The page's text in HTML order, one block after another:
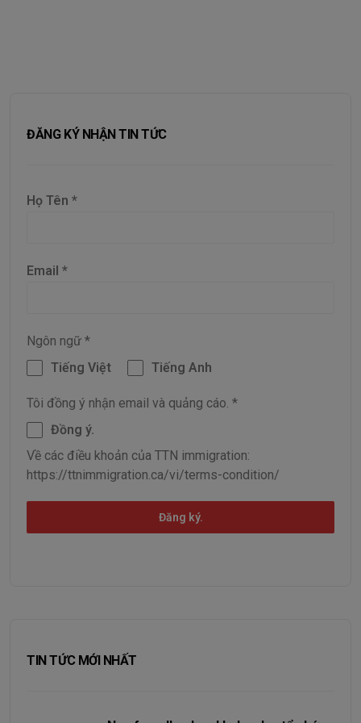
ĐĂNG KÝ NHẬN TIN TỨC
Họ Tên*
Email*
Ngôn ngữ*
Tiếng Việt
Tiếng Anh
Tôi đồng ý nhận email và quảng cáo.*
Đồng ý.
Về các điều khoản của TTN immigration:
https://ttnimmigration.ca/vi/terms-condition/
Đăng ký.
TIN TỨC MỚI NHẤT